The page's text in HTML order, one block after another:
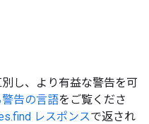
し、より有益な警告を可
告の言語をご覧くださ
レスポンスで返され